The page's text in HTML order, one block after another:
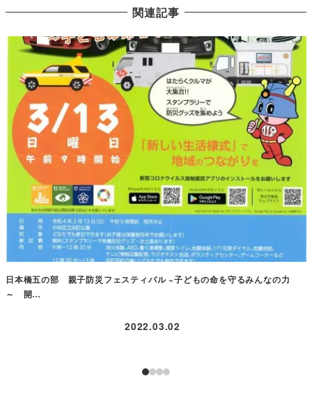
関連記事
日本橋五の部 親子防災フェスティバル ~子どもの命を守るみんなの力
～ 開…
2022.03.02